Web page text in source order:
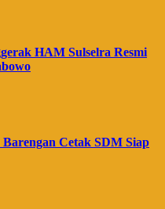
HAM Sulselra Resmi
Cetak SDM Siap